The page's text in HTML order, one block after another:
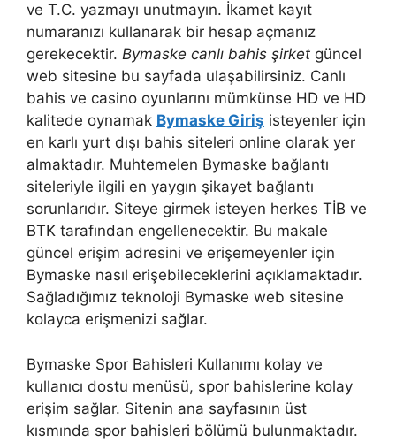
ve T.C. yazmayı unutmayın. İkamet kayıt
numaranızı kullanarak bir hesap açmanız
gerekecektir. Bymaske canlı bahis şirket güncel
web sitesine bu sayfada ulaşabilirsiniz. Canlı
bahis ve casino oyunlarını mümkünse HD ve HD
kalitede oynamak Bymaske Giriş isteyenler için
en karlı yurt dışı bahis siteleri online olarak yer
almaktadır. Muhtemelen Bymaske bağlantı
siteleriyle ilgili en yaygın şikayet bağlantı
sorunlarıdır. Siteye girmek isteyen herkes TİB ve
BTK tarafından engellenecektir. Bu makale
güncel erişim adresini ve erişemeyenler için
Bymaske nasıl erişebileceklerini açıklamaktadır.
Sağladığımız teknoloji Bymaske web sitesine
kolayca erişmenizi sağlar.
Bymaske Spor Bahisleri Kullanımı kolay ve
kullanıcı dostu menüsü, spor bahislerine kolay
erişim sağlar. Sitenin ana sayfasının üst
kısmında spor bahisleri bölümü bulunmaktadır.